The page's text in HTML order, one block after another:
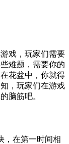
戏，玩家们需要
难题，需要你的
花盆中，你就得
，玩家们在游戏
脑筋吧。
，在第一时间相